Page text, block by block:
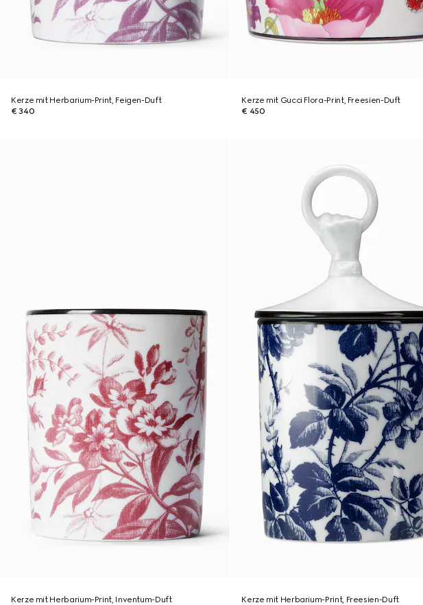
Kerze mit Herbarium-Print, Feigen-Duft
€ 340
Kerze mit Gucci Flora-Print, Freesien-Duft
€ 450
Kerze mit Herbarium-Print, Inventum-Duft
Kerze mit Herbarium-Print, Freesien-Duft